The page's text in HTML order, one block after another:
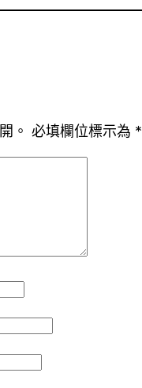
。 必填欄位標示為 *